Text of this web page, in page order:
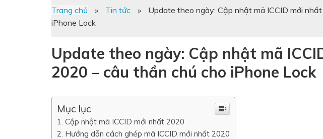
Trang chủ » Tin tức »
Update theo ngày: Cập nhật mã ICCID mới
iPhone Lock
Update theo ngày: Cập nhật mã
2020 – câu thần chú cho iPhone Lock
Mục lục
Cập nhật mã ICCID mới nhất 2020
Hướng dẫn cách ghép mã ICCID mới nhất 2020